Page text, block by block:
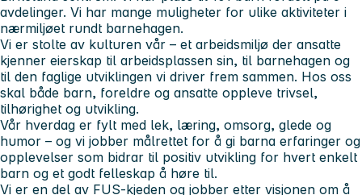
avdelinger. Vi har mange muligheter for ulike aktiviteter i
nærmiljøet rundt barnehagen.
Vi er stolte av kulturen vår – et arbeidsmiljø der ansatte
kjenner eierskap til arbeidsplassen sin, til barnehagen og
til den faglige utviklingen vi driver frem sammen. Hos oss
skal både barn, foreldre og ansatte oppleve trivsel,
tilhørighet og utvikling.
Vår hverdag er fylt med lek, læring, omsorg, glede og
humor – og vi jobber målrettet for å gi barna erfaringer og
opplevelser som bidrar til positiv utvikling for hvert enkelt
barn og et godt felleskap å høre til.
Vi er en del av FUS-kjeden og jobber etter visjonen om å